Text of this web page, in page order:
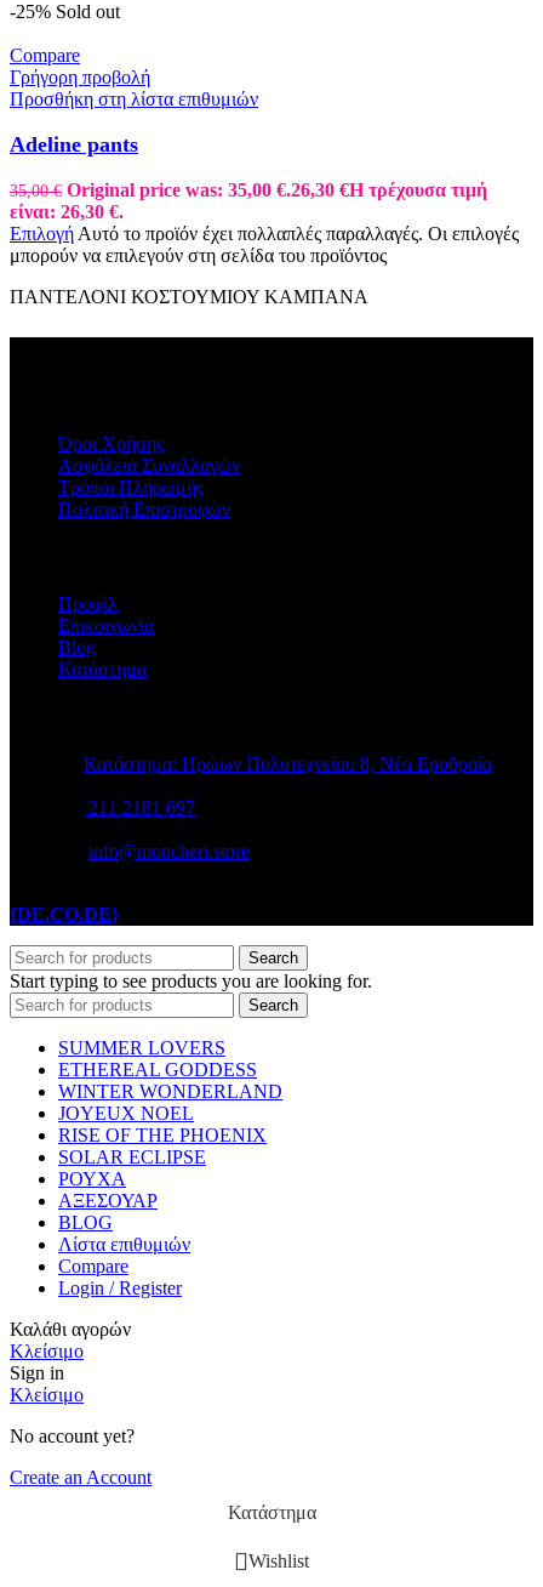
-25% Sold out
Compare
Γρήγορη προβολή
Προσθήκη στη λίστα επιθυμιών
Adeline pants
35,00€ Original price was: 35,00 €.26,30 €Η τρέχουσα τιμή
είναι: 26,30 €.
Επιλογή Αυτό το προϊόν έχει πολλαπλές παραλλαγές. Οι επιλογές
μπορούν να επιλεγούν στη σελίδα του προϊόντος
ΠΑΝΤΕΛΟΝΙ ΚΟΣΤΟΥΜΙΟΥ ΚΑΜΠΑΝΑ
Όροι Χρήσης
Ασφάλεια Συναλλαγών
Τρόποι Πληρωμής
Πολιτική Επιστροφών
Προφίλ
Επικοινωνία
Blog
Κατάστημα
Κατάστημα: Ηρώων Πολυτεχνείου 8, Νέα Ερυθραία
211 2181 697
info@moncheri.store
{DE.CO.DE}
Search
Start typing to see products you are looking for.
Search
SUMMER LOVERS
ETHEREAL GODDESS
WINTER WONDERLAND
JOYEUX NOEL
RISE OF THE PHOENIX
SOLAR ECLIPSE
ΡΟΥΧΑ
ΑΞΕΣΟΥΑΡ
BLOG
Λίστα επιθυμιών
Compare
Login / Register
Καλάθι αγορών
Κλείσιμο
Sign in
Κλείσιμο
No account yet?
Create an Account
Κατάστημα
Wishlist